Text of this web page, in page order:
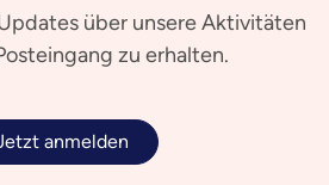
über unsere Aktivitäten
zu erhalten.
anmelden